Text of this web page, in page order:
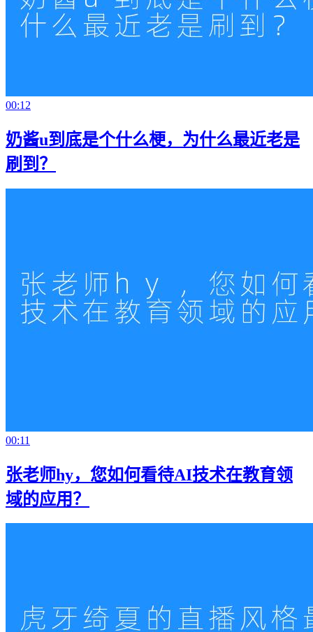
00:12
奶酱u到底是个什么梗，为什么最近老是
刷到？
00:11
张老师hy，您如何看待AI技术在教育领
域的应用？